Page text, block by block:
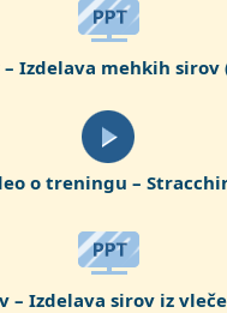
Izdelava mehkih sirov
o treningu –
– Izdelava sirov iz